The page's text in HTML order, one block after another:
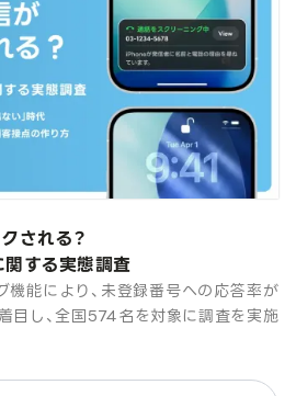
される？
関する実態調査
機能により、未登録番号への応答率が
目し、全国574名を対象に調査を実施